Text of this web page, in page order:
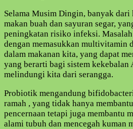
Selama Musim Dingin, banyak
makan buah dan sayuran segar,
peningkatan risiko infeksi.
dengan memasukkan multivitamin
dalam makanan kita, yang dapat
yang berarti bagi sistem kekebalan
melindungi kita dari serangga.
Probiotik mengandung
ramah , yang tidak hanya
pencernaan tetapi juga membantu
alami tubuh dan mencegah kuman